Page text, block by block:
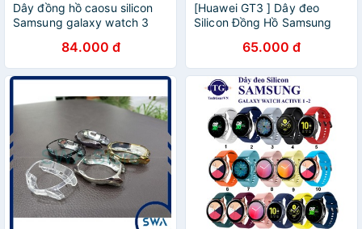
Dây đồng hồ caosu silicon
Samsung galaxy watch 3
84.000 đ
[Huawei GT3 ] Dây đeo
Silicon Đồng Hồ Samsung
65.000 đ